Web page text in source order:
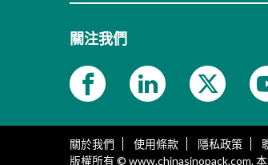
關注我們
關於我們 使用條款 隱私政策
版權所有 © www.chinasinopack.com.